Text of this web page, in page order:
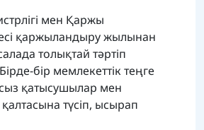
мен Қаржы
қаржыландыру жылынан
толықтай тәртіп
бір мемлекеттік теңге
қатысушылар мен
түсіп, ысырап